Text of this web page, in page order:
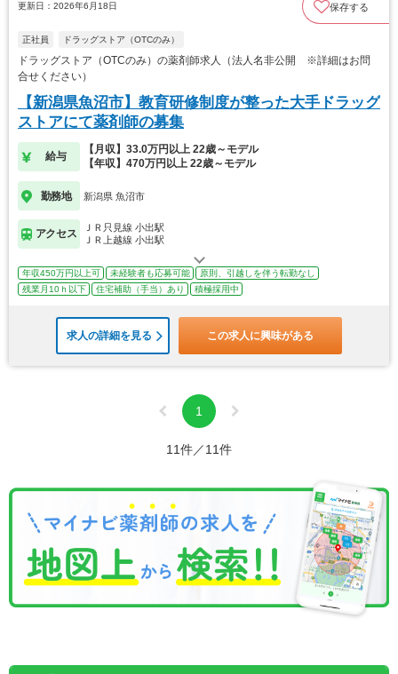
更新日：2026年6月18日 保存する
正社員 ドラッグストア（OTCのみ）
ドラッグストア（OTCのみ）の薬剤師求人（法人名非公開 ※詳細はお問
合せください）
【新潟県魚沼市】教育研修制度が整った大手ドラッグ
ストアにて薬剤師の募集
給与
【月収】33.0万円以上 22歳～モデル
【年収】470万円以上 22歳～モデル
勤務地 新潟県 魚沼市
アクセス
ＪＲ只見線 小出駅
ＪＲ上越線 小出駅
年収450万円以上可 未経験者も応募可能
原則、引越しを伴う転勤なし
残業月10ｈ以下
住宅補助（手当）あり 積極採用中
求人の詳細を見る この求人に興味がある
1
11件／11件